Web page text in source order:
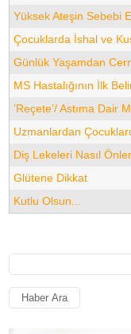
Yüksek Ateşin Sebebi
Çocuklarda İshal ve
Günlük Yaşamdan
MS Hastalığının İlk
’Reçete’/ Astıma Dair
Uzmanlardan
Diş Lekeleri Nasıl
Glütene Dikkat
Kutlu Olsun...